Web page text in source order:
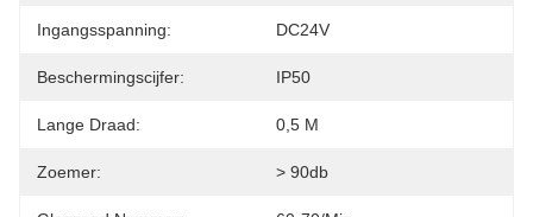
Ingangsspanning: DC24V
Beschermingscijfer: IP50
Lange Draad: 0,5 M
Zoemer: > 90db